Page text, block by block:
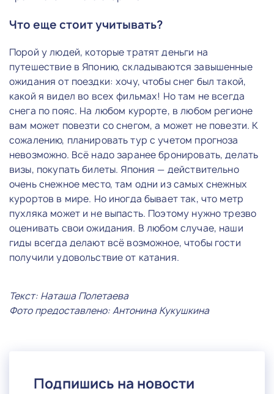
Подпишись на новости
Что еще стоит учитывать?
Порой у людей, которые тратят деньги на
путешествие в Японию, складываются завышенные
ожидания от поездки: хочу, чтобы снег был такой,
какой я видел во всех фильмах! Но там не всегда
снега по пояс. На любом курорте, в любом регионе
вам может повезти со снегом, а может не повезти. К
сожалению, планировать тур с учетом прогноза
невозможно. Всё надо заранее бронировать, делать
визы, покупать билеты. Япония — действительно
очень снежное место, там одни из самых снежных
курортов в мире. Но иногда бывает так, что метр
пухляка может и не выпасть. Поэтому нужно трезво
оценивать свои ожидания. В любом случае, наши
гиды всегда делают всё возможное, чтобы гости
получили удовольствие от катания.
Текст: Наташа Полетаева
Фото предоставлено: Антонина Кукушкина